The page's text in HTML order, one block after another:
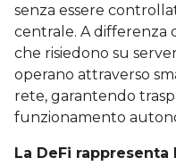
senza essere
centrale. A differenza
che risiedono su
operano attraverso
rete, garantendo
funzionamento
La DeFi